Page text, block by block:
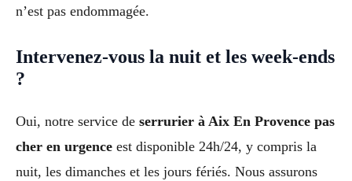
n’est pas endommagée.
Intervenez-vous la nuit et les week-ends
?
Oui, notre service de serrurier à Aix En Provence pas
cher en urgence est disponible 24h/24, y compris la
nuit, les dimanches et les jours fériés. Nous assurons